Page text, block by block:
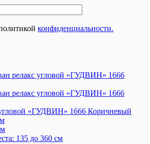
конфиденциальности.
«ГУДВИН» 1666 Коричневый
135 до 360 см